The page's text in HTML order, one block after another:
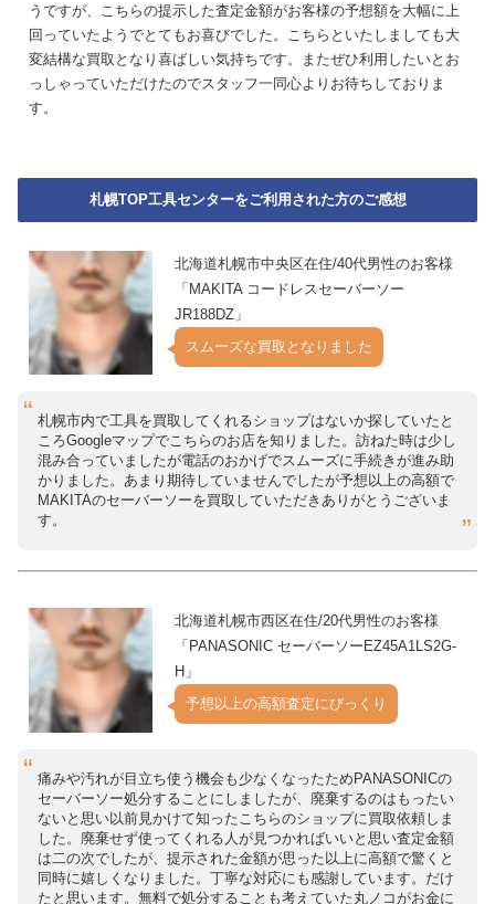
うですが、こちらの提示した査定金額がお客様の予想額を大幅に上
回っていたようでとてもお喜びでした。こちらといたしましても大
変結構な買取となり喜ばしい気持ちです。またぜひ利用したいとお
っしゃっていただけたのでスタッフ一同心よりお待ちしておりま
す。
札幌TOP工具センターをご利用された方のご感想
北海道札幌市中央区在住/40代男性のお客様
「MAKITA コードレスセーバーソー
JR188DZ」
スムーズな買取となりました
札幌市内で工具を買取してくれるショップはないか探していたと
ころGoogleマップでこちらのお店を知りました。訪ねた時は少し
混み合っていましたが電話のおかげでスムーズに手続きが進み助
かりました。あまり期待していませんでしたが予想以上の高額で
MAKITAのセーバーソーを買取していただきありがとうございま
す。
北海道札幌市西区在住/20代男性のお客様
「PANASONIC セーバーソーEZ45A1LS2G-
H」
予想以上の高額査定にびっくり
痛みや汚れが目立ち使う機会も少なくなったためPANASONICの
セーバーソー処分することにしましたが、廃棄するのはもったい
ないと思い以前見かけて知ったこちらのショップに買取依頼しま
した。廃棄せず使ってくれる人が見つかればいいと思い査定金額
は二の次でしたが、提示された金額が思った以上に高額で驚くと
同時に嬉しくなりました。丁寧な対応にも感謝しています。だけ
たと思います。無料で処分することも考えていた丸ノコがお金に